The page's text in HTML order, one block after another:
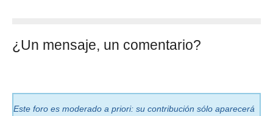
¿Un mensaje, un comentario?
Este foro es moderado a priori: su contribución sólo aparecerá